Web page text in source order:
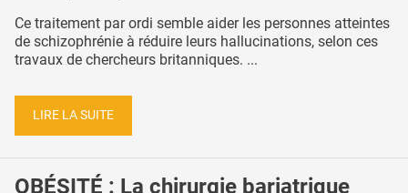
Ce traitement par ordi semble aider les personnes atteintes
de schizophrénie à réduire leurs hallucinations, selon ces
travaux de chercheurs britanniques. ...
LIRE LA SUITE
OBÉSITÉ : La chirurgie bariatrique